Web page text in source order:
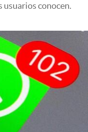
usuarios conocen.